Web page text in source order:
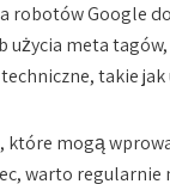
robotów Google
meta
takie
mogą
warto